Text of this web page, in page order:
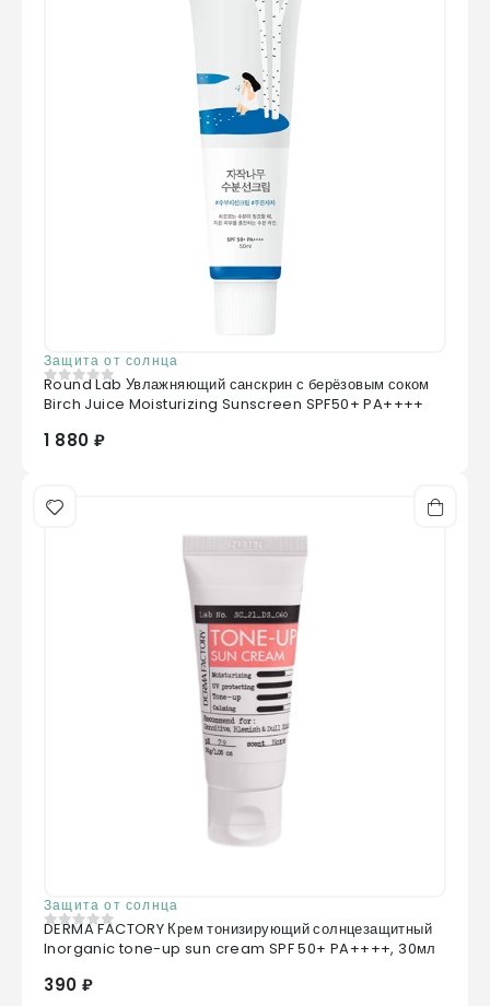
Защита от солнца
0 из 5
Round Lab Увлажняющий санскрин с берёзовым соком
Birch Juice Moisturizing Sunscreen SPF50+ PA++++
1 880 ₽
Защита от солнца
0 из 5
DERMA FACTORY Крем тонизирующий солнцезащитный
Inorganic tone-up sun cream SPF 50+ PA++++, 30мл
390 ₽